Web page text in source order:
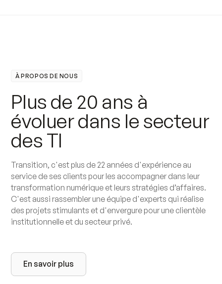
À PROPOS DE NOUS
Plus de 20 ans à
évoluerdans le secteur
des TI
Transition, c'est plus de 22 années d'expérience au
service de ses clients pour les accompagner dans leur
transformation numérique et leurs stratégies d’affaires.
C'est aussi rassembler une équipe d'experts qui réalise
des projets stimulants et d'envergure pour une clientèle
institutionnelle et du secteur privé.
En savoir plus